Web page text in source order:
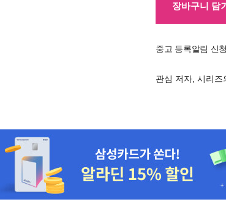
장바구니 담
중고 등록알림 신청
관심 저자, 시리즈